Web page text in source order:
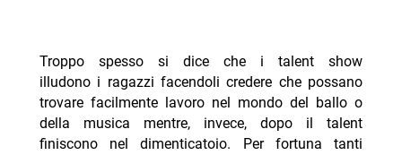
Troppo spesso si dice che i talent show
illudono i ragazzi facendoli credere che possano
trovare facilmente lavoro nel mondo del ballo o
della musica mentre, invece, dopo il talent
finiscono nel dimenticatoio. Per fortuna tanti